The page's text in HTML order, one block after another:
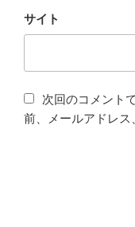
サイト
次回のコメント
前、メールアドレス